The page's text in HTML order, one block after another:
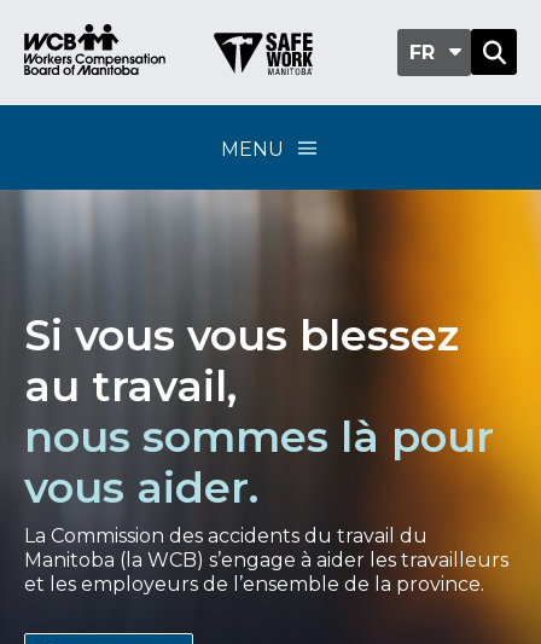
FR
MENU
Si vous vous blessez
au travail,
nous sommes là pour
vous aider.
La Commission des accidents du travail du
Manitoba (la WCB) s’engage à aider les travailleurs
et les employeurs de l’ensemble de la province.